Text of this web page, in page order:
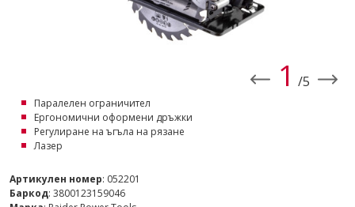
1 /5
Паралелен ограничител
Ергономични оформени дръжки
Регулиране на ъгъла на рязане
Лазер
Артикулен номер: 052201
Баркод: 3800123159046